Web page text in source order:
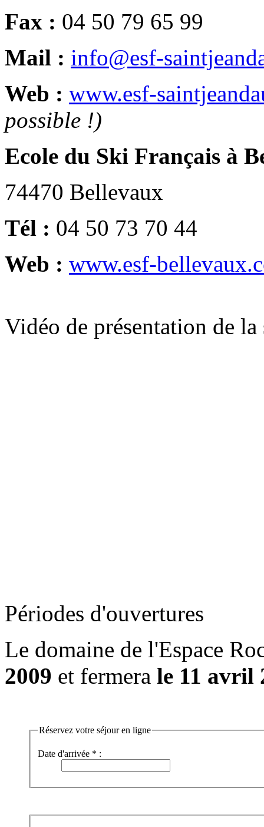
Fax : 04 50 79 65 99
Mail : info@esf-
Web : www.esf-
possible !)
Ecole du Ski Français à
74470 Bellevaux
Tél : 04 50 73 70 44
Web : www.esf-
Vidéo de présentation de
Périodes d'ouvertures
Le domaine de l'Espace
2009 et fermera le 11 avril
Réservez votre séjour en ligne
Date d'arrivée * :